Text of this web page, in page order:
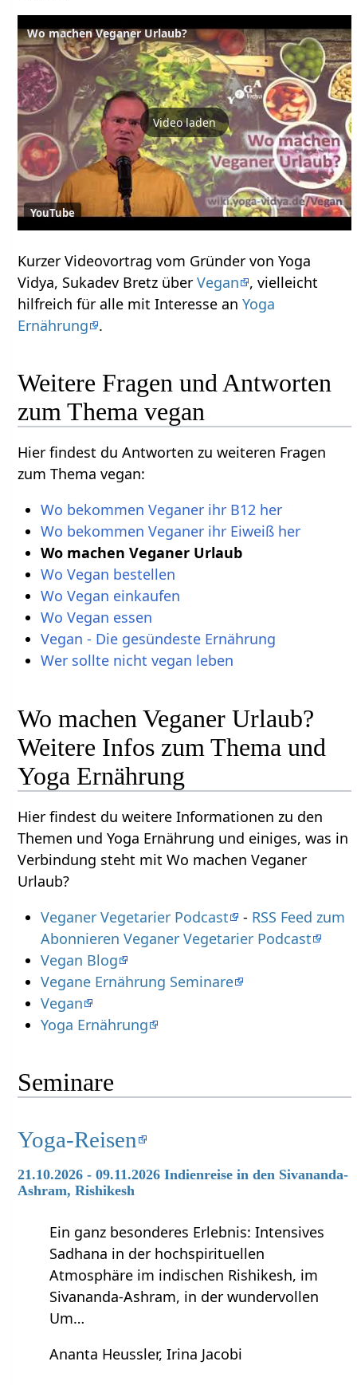
Wo machen Veganer Urlaub?
Video laden
YouTube
Kurzer Videovortrag vom Gründer von Yoga
Vidya, Sukadev Bretz überVegan
, vielleicht
hilfreich für alle mit Interesse anYoga
Ernährung
.
Weitere Fragen und Antworten
zum Thema vegan
Hier findest du Antworten zu weiteren Fragen
zum Thema vegan:
Wo bekommen Veganer ihr B12 her
Wo bekommen Veganer ihr Eiweiß her
Wo machen Veganer Urlaub
Wo Vegan bestellen
Wo Vegan einkaufen
Wo Vegan essen
Vegan - Die gesündeste Ernährung
Wer sollte nicht vegan leben
Wo machen Veganer Urlaub?
Weitere Infos zum Thema und
Yoga Ernährung
Hier findest du weitere Informationen zu den
Themen und Yoga Ernährung und einiges, was in
Verbindung steht mit Wo machen Veganer
Urlaub?
Veganer Vegetarier Podcast
- RSS Feed zum
Abonnieren Veganer Vegetarier Podcast
Vegan Blog
Vegane Ernährung Seminare
Vegan
Yoga Ernährung
Seminare
Yoga-Reisen
21.10.2026 - 09.11.2026 Indienreise in den Sivananda-
Ashram, Rishikesh
Ein ganz besonderes Erlebnis: Intensives
Sadhana in der hochspirituellen
Atmosphäre im indischen Rishikesh, im
Sivananda-Ashram, in der wundervollen
Um…
Ananta Heussler, Irina Jacobi